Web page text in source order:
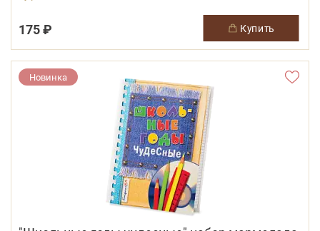
175 ₽ купить
Новинка